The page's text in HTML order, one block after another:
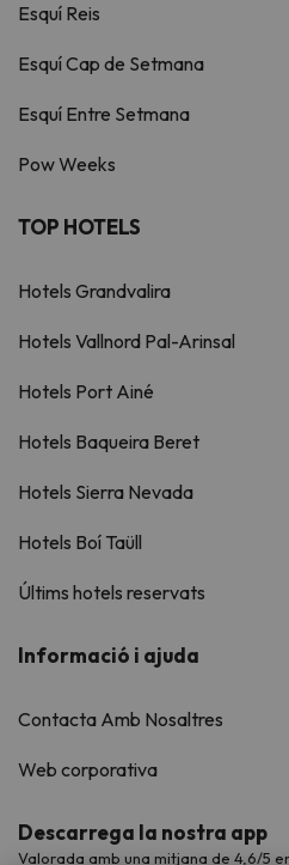
Esquí Reis
Esquí Cap de Setmana
Esquí Entre Setmana
Pow Weeks
TOP HOTELS
Hotels Grandvalira
Hotels Vallnord Pal-Arinsal
Hotels Port Ainé
Hotels Baqueira Beret
Hotels Sierra Nevada
Hotels Boí Taüll
Últims hotels reservats
Informació i ajuda
Contacta Amb Nosaltres
Web corporativa
Descarrega la nostra app
Valorada amb una mitjana de 4,6/5